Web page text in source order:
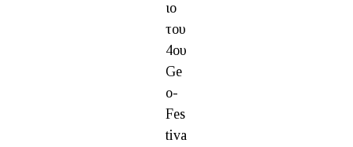
ιο
του
4ου
Ge
o-
Fes
tiva